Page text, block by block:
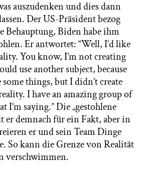
auszudenken und dies dann
Der US-Präsident bezog
Behauptung, Biden habe ihm
Er antwortet: “Well, I’d like
You know, I’m not creating
use another subject, because
things, but I didn’t create
I have an amazing group of
I’m saying.” Die „gestohlene
er demnach für ein Fakt, aber in
er und sein Team Dinge
So kann die Grenze von Realität
verschwimmen.